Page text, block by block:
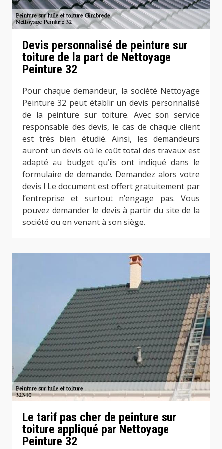
Devis personnalisé de peinture sur
toiture de la part de Nettoyage
Peinture 32
Pour chaque demandeur, la société Nettoyage
Peinture 32 peut établir un devis personnalisé
de la peinture sur toiture. Avec son service
responsable des devis, le cas de chaque client
est très bien étudié. Ainsi, les demandeurs
auront un devis où le coût total des travaux est
adapté au budget qu’ils ont indiqué dans le
formulaire de demande. Demandez alors votre
devis ! Le document est offert gratuitement par
l’entreprise et surtout n’engage pas. Vous
pouvez demander le devis à partir du site de la
société ou en venant à son siège.
Le tarif pas cher de peinture sur
toiture appliqué par Nettoyage
Peinture 32